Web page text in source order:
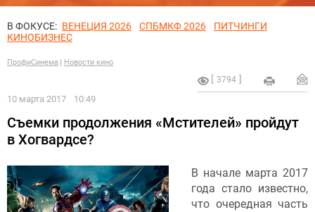
В ФОКУСЕ: ВЕНЕЦИЯ 2026 СПБМКФ 2026
ПИТЧИНГИ
КИНОБИЗНЕС
ПрофиСинема Новости кино
3794
10 марта 2017 10:49
Съемки продолжения «Мстителей» пройдут
в Хогвардсе?
В начале марта 2017
года стало известно,
что очередная часть